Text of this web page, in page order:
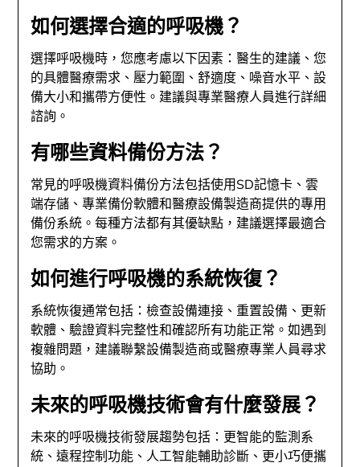
如何選擇合適的呼吸機？
選擇呼吸機時，您應考慮以下因素：醫生的建議、您
的具體醫療需求、壓力範圍、舒適度、噪音水平、設
備大小和攜帶方便性。建議與專業醫療人員進行詳細
諮詢。
有哪些資料備份方法？
常見的呼吸機資料備份方法包括使用SD記憶卡、雲
端存儲、專業備份軟體和醫療設備製造商提供的專用
備份系統。每種方法都有其優缺點，建議選擇最適合
您需求的方案。
如何進行呼吸機的系統恢復？
系統恢復通常包括：檢查設備連接、重置設備、更新
軟體、驗證資料完整性和確認所有功能正常。如遇到
複雜問題，建議聯繫設備製造商或醫療專業人員尋求
協助。
未來的呼吸機技術會有什麼發展？
未來的呼吸機技術發展趨勢包括：更智能的監測系
統、遠程控制功能、人工智能輔助診斷、更小巧便攜